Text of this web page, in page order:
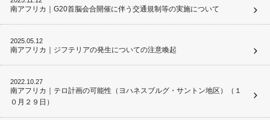
南アフリカ｜G20首脳会合開催に伴う交通規制等の実施について
2025.05.12
南アフリカ｜ジフテリアの発生についての注意喚起
2022.10.27
南アフリカ｜テロ計画の可能性（ヨハネスブルグ・サントン地区）（１
０月２９日）